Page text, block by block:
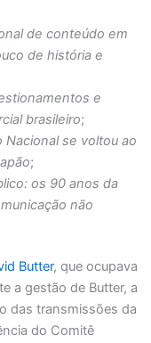
de conteúdo em
de história e
e
brasileiro;
Nacional se voltou ao
;
os 90 anos da
não
Butter, que ocupava
a gestão de Butter, a
das transmissões da
do Comitê